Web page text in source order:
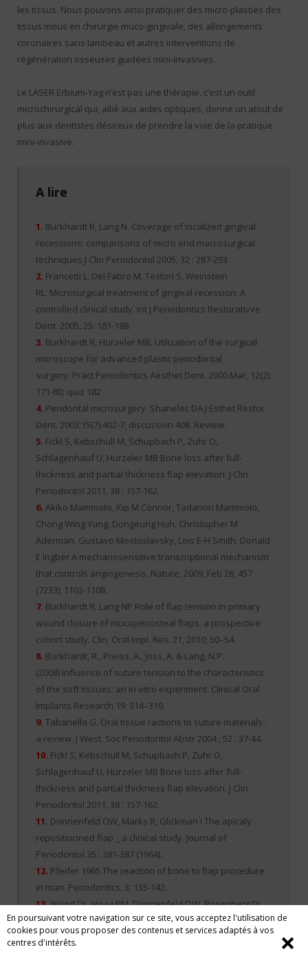
En poursuivant votre navigation sur ce site, vous acceptez l'utilisation de
cookies pour vous proposer des contenus et services adaptés à vos
centres d'intérêts.
❌
les tissus. Nous pouvons ainsi pratiquer des micro-plasties des
tissus mous en chirurgie muco-gingivale, des allongements
coronaires sans lambeau et autres interventions de
régénération osseuses guidées mini-invasives.
Le LASER Erbium-Yag n’est pas une thérapie, c’est un outil
microchirurgical qui, allié aux aides optiques, donne un atout de
plus aux dentistes désireux de prendre la voie de la pratique
mini-invasive.
A lire
1. Burkhardt R, Lang N. Coverage of localized gingival
recessions: comparisons of micro end macrosurgical
techniques J Clin Periodontol 2005, 32 : 287-293.
2. Francetti L, Del Fabro M, Testori S, Weinstein
RL. Microsurgical treatment of gingival recession: A
controlled clinical study. Int J Periodontics Restorativve
Dent. 2005, 25: 181-188.
3. Burkhardt R, Hürzeler MB. Utilization of the surgical
microscope for advanced plastic periodontal
surgery. Pract Periodontics Aesthet Dent. 2000 Mar, 12(2):
171-80; quiz 182
4. Peridontal microsurgery. Shanelec DA.J Esthet Restor
Dent. 2003;15(7):402-7; discussion 408. Review.
5. Fickl S, Kebschull M, Schupbach P, Zuhr O,
Schlagenhauf U, Hürzeler MB Bone loss after full-
thickness and partial thickness flap elevation. J Clin
Periodontol 2011, 38 : 157-162.
6. Akiko Mammoto, Kip M Connor, Tadanori Mammoto,
Chong Wing Yung, Dongeung Huh, Christopher M
Aderman, Gustavo Mostoslavsky, Lois E-H Smith, Donald
E Ingber A mechanosensitive transcriptional mechanism
that controls angiogenesis. Nature, 2009, Feb 26; 457
(7233): 1103-1108.
7. Burkhardt R, Lang NP Role of flap tension in primary
wound closure of mucoperiosteal flaps: a prospective
cohort study. Clin. Oral Impl. Res. 21, 2010; 50–54.
8. Burkhardt, R., Preiss, A., Joss, A. & Lang, N.P.
(2008) Influence of suture tension to the characteristics
of the soft tissues: an in vitro experiment. Clinical Oral
Implants Research 19: 314–319.
9. Tabanella G. Oral tissue ractions to suture materials :
a review. J West. Soc Periodontol Abstr 2004 ; 52 : 37-44.
10. Fickl S, Kebschull M, Schupbach P, Zuhr O,
Schlagenhauf U, Hürzeler MB Bone loss after full-
thickness and partial thickness flap elevation. J Clin
Periodontol 2011, 38 : 157-162.
11. Donnenfeld OW, Marks R, Glickman I The apicaly
repositionned flap _ a clinical study. Journal of
Periodontol 35 : 381-387 (1964).
12. Pfeifer 1965 The reaction of bone to flap procedure
in man. Periodontics, 3: 135-142.
13.Wood DL, Hoag PM, Donnenfeld OW, Rosenberg DL
(1972) Alveolar crest reduction following full and partial
thickness flaps. Journal of Periodontol, 43: 141-144.